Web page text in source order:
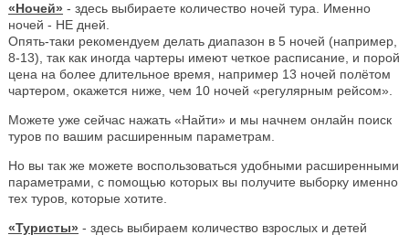
«Ночей» - здесь выбираете количество ночей тура. Именно
ночей - НЕ дней.
Опять-таки рекомендуем делать диапазон в 5 ночей (например,
8-13), так как иногда чартеры имеют четкое расписание, и порой
цена на более длительное время, например 13 ночей полётом
чартером, окажется ниже, чем 10 ночей «регулярным рейсом».
Можете уже сейчас нажать «Найти» и мы начнем онлайн поиск
туров по вашим расширенным параметрам.
Но вы так же можете воспользоваться удобными расширенными
параметрами, с помощью которых вы получите выборку именно
тех туров, которые хотите.
«Туристы» - здесь выбираем количество взрослых и детей